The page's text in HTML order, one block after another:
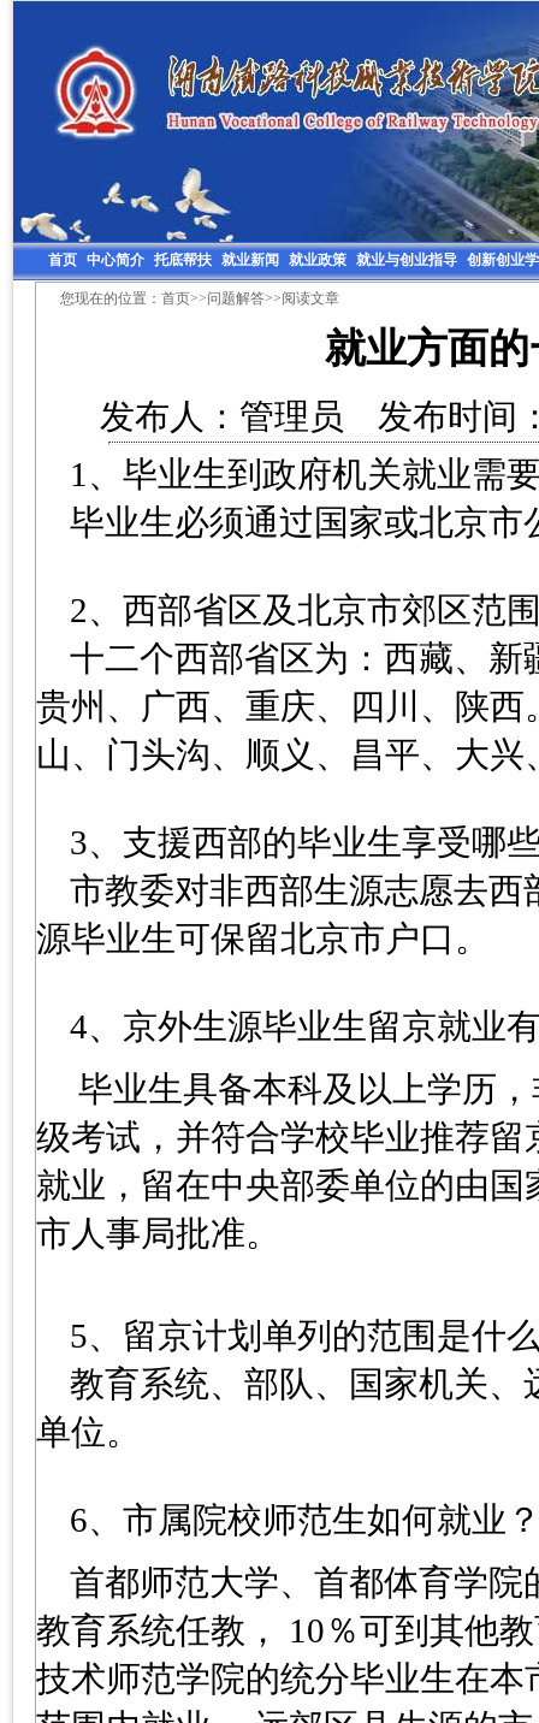
首页 中心简介 托底帮扶 就业新闻 就业政策 就业与创业指导 创新创业
您现在的位置：首页>>问题解答>>阅读文章
就业方面
发布人：管理员 发布时间
1、毕业生到政府机关就业需
毕业生必须通过国家或北京
2、西部省区及北京市郊区范
十二个西部省区为：西藏、
贵州、广西、重庆、四川、陕
山、门头沟、顺义、昌平、大
3、支援西部的毕业生享受哪
市教委对非西部生源志愿去
源毕业生可保留北京市户口。
4、京外生源毕业生留京就业
毕业生具备本科及以上学历
级考试，并符合学校毕业推荐
就业，留在中央部委单位的由
市人事局批准。
5、留京计划单列的范围是什
教育系统、部队、国家机关
单位。
6、市属院校师范生如何就业
首都师范大学、首都体育学
教育系统任教， 10％可到其他
技术师范学院的统分毕业生在